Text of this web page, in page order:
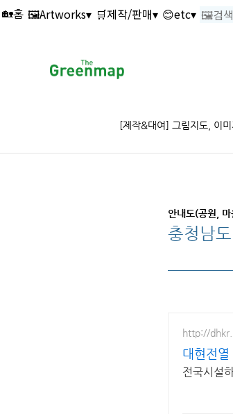
🏡홈 🖼️Artworks▾ 🛒제작/판매▾ 😊etc▾
[제작&대여] 그림지도, 이미
안내도(공원,
충청남
http://
대현전
전국시설